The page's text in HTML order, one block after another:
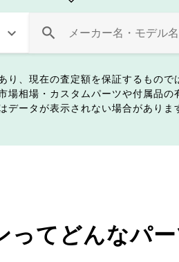
り、現在の査定額を保証するもので
場相場・カスタムパーツや付属品の
ータが表示されない場合がありま
ってどんなパー